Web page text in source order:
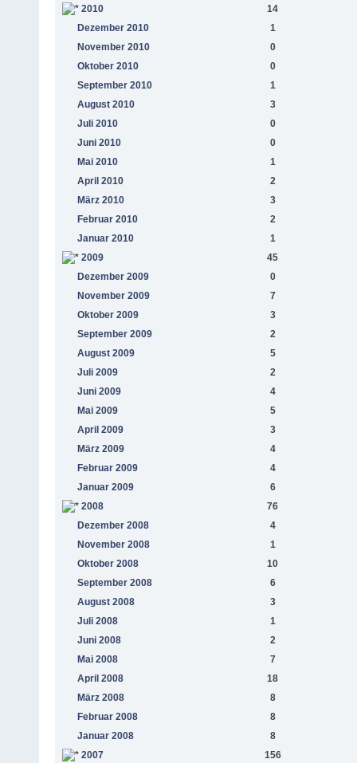
2010
14
Dezember 2010
1
November 2010
0
Oktober 2010
0
September 2010
1
August 2010
3
Juli 2010
0
Juni 2010
0
Mai 2010
1
April 2010
2
März 2010
3
Februar 2010
2
Januar 2010
1
2009
45
Dezember 2009
0
November 2009
7
Oktober 2009
3
September 2009
2
August 2009
5
Juli 2009
2
Juni 2009
4
Mai 2009
5
April 2009
3
März 2009
4
Februar 2009
4
Januar 2009
6
2008
76
Dezember 2008
4
November 2008
1
Oktober 2008
10
September 2008
6
August 2008
3
Juli 2008
1
Juni 2008
2
Mai 2008
7
April 2008
18
März 2008
8
Februar 2008
8
Januar 2008
8
2007
156